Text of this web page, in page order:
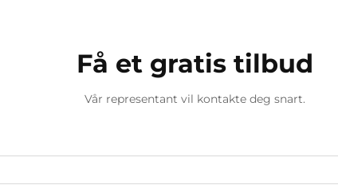
Få et gratis tilbud
Vår representant vil kontakte deg snart.